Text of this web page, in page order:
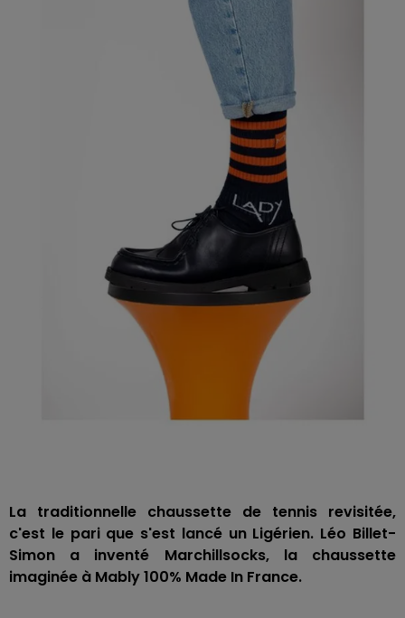
La traditionnelle chaussette de tennis revisitée,
c'est le pari que s'est lancé un Ligérien. Léo Billet-
Simon a inventé Marchillsocks, la chaussette
imaginée à Mably 100% Made In France.